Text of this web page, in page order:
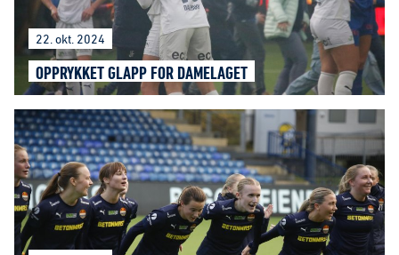
22. okt. 2024
OPPRYKKET GLAPP FOR DAMELAGET